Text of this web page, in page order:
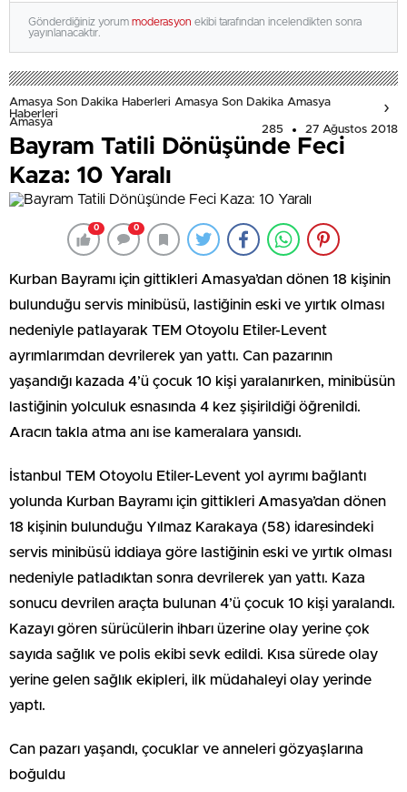
Gönderdiğiniz yorum moderasyon ekibi tarafından incelendikten sonra
yayınlanacaktır.
Amasya Son Dakika Haberleri Amasya Son Dakika Amasya
Haberleri
Amasya
285 27 Ağustos 2018
Bayram Tatili Dönüşünde Feci
Kaza: 10 Yaralı
0 0
Kurban Bayramı için gittikleri Amasya’dan dönen 18 kişinin
bulunduğu servis minibüsü, lastiğinin eski ve yırtık olması
nedeniyle patlayarak TEM Otoyolu Etiler-Levent
ayrımlarımdan devrilerek yan yattı. Can pazarının
yaşandığı kazada 4’ü çocuk 10 kişi yaralanırken, minibüsün
lastiğinin yolculuk esnasında 4 kez şişirildiği öğrenildi.
Aracın takla atma anı ise kameralara yansıdı.
İstanbul TEM Otoyolu Etiler-Levent yol ayrımı bağlantı
yolunda Kurban Bayramı için gittikleri Amasya’dan dönen
18 kişinin bulunduğu Yılmaz Karakaya (58) idaresindeki
servis minibüsü iddiaya göre lastiğinin eski ve yırtık olması
nedeniyle patladıktan sonra devrilerek yan yattı. Kaza
sonucu devrilen araçta bulunan 4’ü çocuk 10 kişi yaralandı.
Kazayı gören sürücülerin ihbarı üzerine olay yerine çok
sayıda sağlık ve polis ekibi sevk edildi. Kısa sürede olay
yerine gelen sağlık ekipleri, ilk müdahaleyi olay yerinde
yaptı.
Can pazarı yaşandı, çocuklar ve anneleri gözyaşlarına
boğuldu